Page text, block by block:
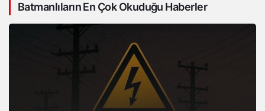
Batmanlıların En Çok Okuduğu Haberler